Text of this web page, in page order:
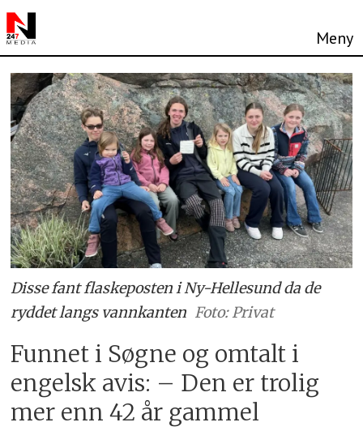
Disse fant flaskeposten i Ny-Hellesund da de
ryddet langs vannkanten Foto: Privat
Funnet i Søgne og omtalt i
engelsk avis: – Den er trolig
mer enn 42 år gammel